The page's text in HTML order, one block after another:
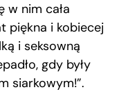
w nim cała
piękna i kobiecej
i seksowną
gdy były
siarkowym!”.